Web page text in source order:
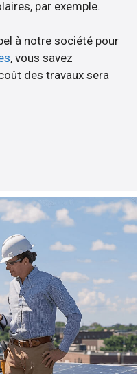
par exemple.
à notre société pour
, vous savez
des travaux sera